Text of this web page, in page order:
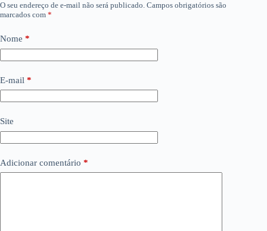
O seu endereço de e-mail não será publicado. Campos obrigatórios são
marcados com *
Nome *
E-mail *
Site
Adicionar comentário *